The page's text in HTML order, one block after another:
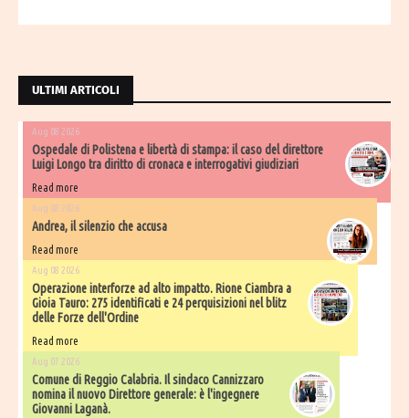
ULTIMI ARTICOLI
Aug 08 2026
Ospedale di Polistena e libertà di stampa: il caso del direttore
Luigi Longo tra diritto di cronaca e interrogativi giudiziari
Read more
Aug 08 2026
Andrea, il silenzio che accusa
Read more
Aug 08 2026
Operazione interforze ad alto impatto. Rione Ciambra a
Gioia Tauro: 275 identificati e 24 perquisizioni nel blitz
delle Forze dell'Ordine
Read more
Aug 07 2026
Comune di Reggio Calabria. Il sindaco Cannizzaro
nomina il nuovo Direttore generale: è l'ingegnere
Giovanni Laganà.